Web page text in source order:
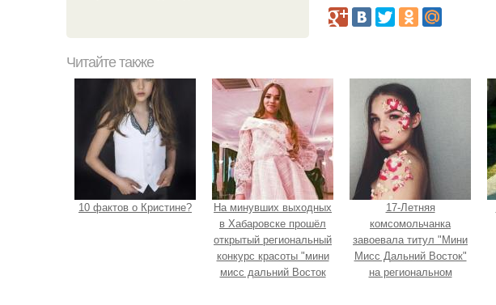
Читайте также
10 фактов о Кристине?
На минувших выходных
в Хабаровске прошёл
открытый региональный
конкурс красоты "мини
мисс дальний Восток
17-Летняя
комсомольчанка
завоевала титул "Мини
Мисс Дальний Восток"
на региональном